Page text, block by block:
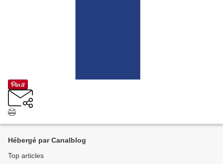
Hébergé par Canalblog
Top articles